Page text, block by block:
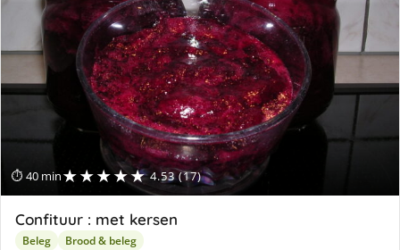
⏱ 40 min★★★★★ 4.53 (17)
Confituur : met kersen
Beleg Brood & beleg